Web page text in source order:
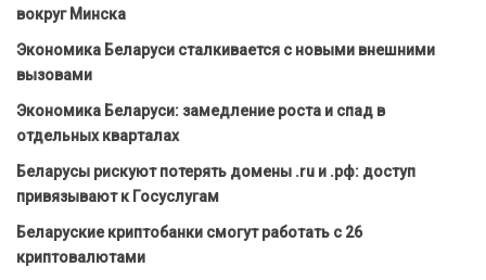
вокруг Минска
Экономика Беларуси сталкивается с новыми внешними
вызовами
Экономика Беларуси: замедление роста и спад в
отдельных кварталах
Беларусы рискуют потерять домены .ru и .рф: доступ
привязывают к Госуслугам
Беларуские криптобанки смогут работать с 26
криптовалютами